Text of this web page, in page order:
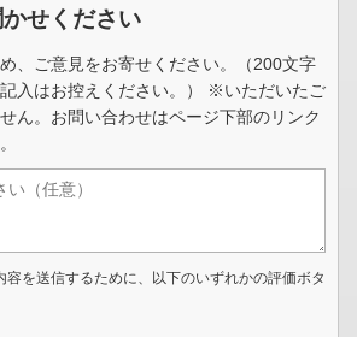
せください
、ご意見をお寄せください。（200文字
入はお控えください。） ※いただいたご
ん。お問い合わせはページ下部のリンク
容を送信するために、以下のいずれかの評価ボタ